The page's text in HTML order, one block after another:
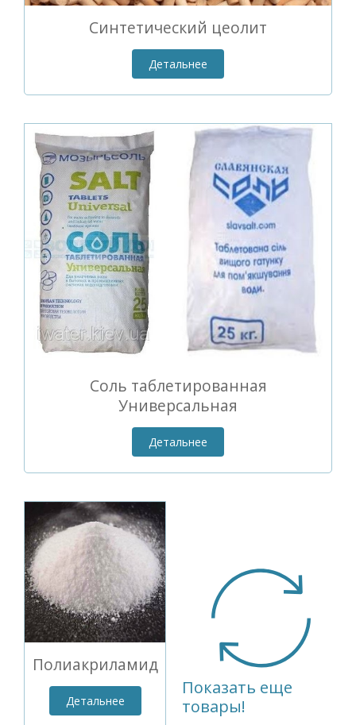
Синтетический цеолит
Детальнее
Соль таблетированная
Универсальная
Детальнее
Полиакриламид
Детальнее
Показать еще
товары!